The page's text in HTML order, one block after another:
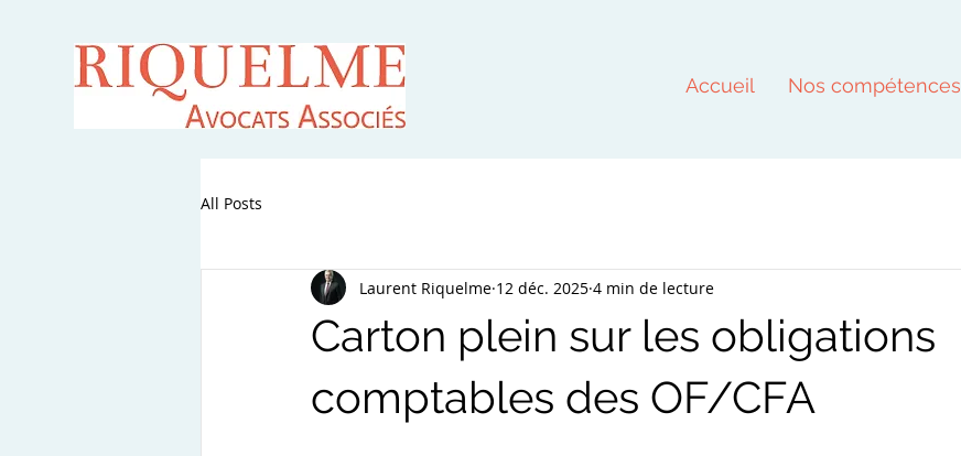
Accueil Nos compétences
All Posts
Carton plein sur les obligations
comptables des OF/CFA
Laurent Riquelme 12 déc. 2025 4 min de lecture